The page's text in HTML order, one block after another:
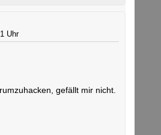
Uhr
gefällt mir nicht.